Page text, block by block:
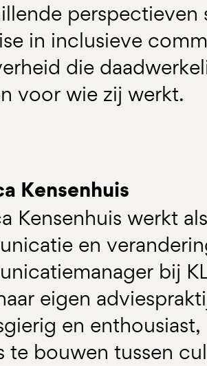
perspectieven
in inclusieve
die
voor wie zij werkt.
Kensenhuis
Kensenhuis werkt
en
bij
eigen
en
te bouwen tussen